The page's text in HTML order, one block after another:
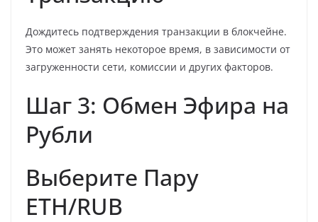
Дождитесь подтверждения транзакции в блокчейне.
Это может занять некоторое время, в зависимости от
загруженности сети, комиссии и других факторов.
Шаг 3: Обмен Эфира на
Рубли
Выберите Пару
ETH/RUB